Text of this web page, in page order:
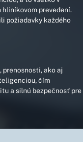
hliníkovom prevedení.
požiadavky každého
prenosnosti, ako aj
čím
a silnú bezpečnosť pre